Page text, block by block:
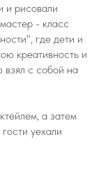
и рисовали
- класс
где дети и
креативность и
взял с собой на
а затем
уехали